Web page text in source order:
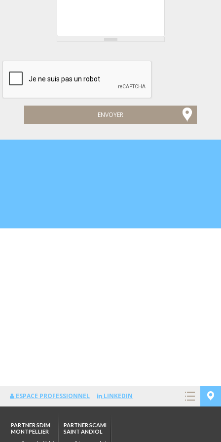
ESPACE PROFESSIONNEL LINKEDIN
PARTNER SDIM
MONTPELLIER
PARTNER SCAMI
SAINT ANDIOL